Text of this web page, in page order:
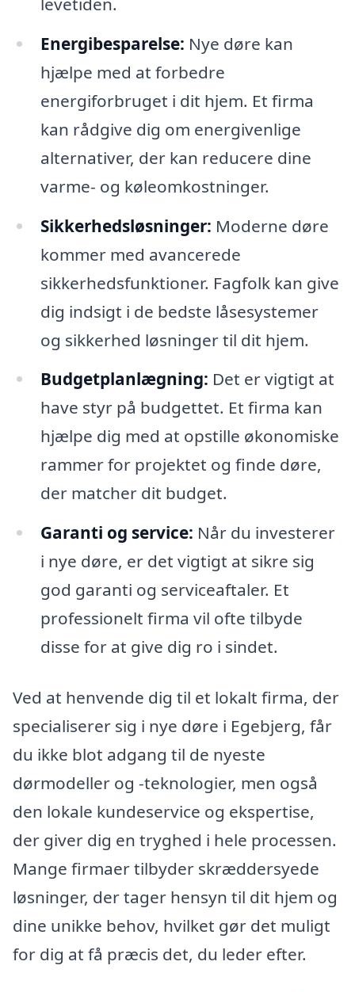
Energibesparelse: Nye døre kan
hjælpe med at forbedre
energiforbruget i dit hjem. Et firma
kan rådgive dig om energivenlige
alternativer, der kan reducere dine
varme- og køleomkostninger.
Sikkerhedsløsninger: Moderne døre
kommer med avancerede
sikkerhedsfunktioner. Fagfolk kan give
dig indsigt i de bedste låsesystemer
og sikkerhed løsninger til dit hjem.
Budgetplanlægning: Det er vigtigt at
have styr på budgettet. Et firma kan
hjælpe dig med at opstille økonomiske
rammer for projektet og finde døre,
der matcher dit budget.
Garanti og service: Når du investerer
i nye døre, er det vigtigt at sikre sig
god garanti og serviceaftaler. Et
professionelt firma vil ofte tilbyde
disse for at give dig ro i sindet.
Ved at henvende dig til et lokalt firma, der
specialiserer sig i nye døre i Egebjerg, får
du ikke blot adgang til de nyeste
dørmodeller og -teknologier, men også
den lokale kundeservice og ekspertise,
der giver dig en tryghed i hele processen.
Mange firmaer tilbyder skræddersyede
løsninger, der tager hensyn til dit hjem og
dine unikke behov, hvilket gør det muligt
for dig at få præcis det, du leder efter.